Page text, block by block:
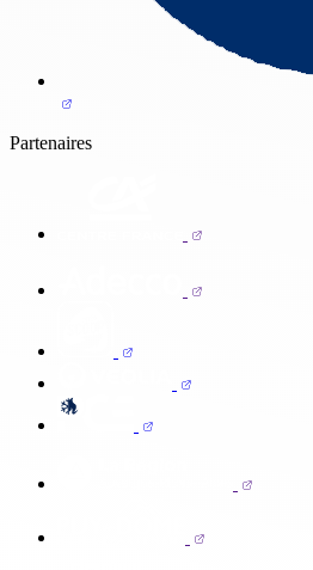
Partenaires